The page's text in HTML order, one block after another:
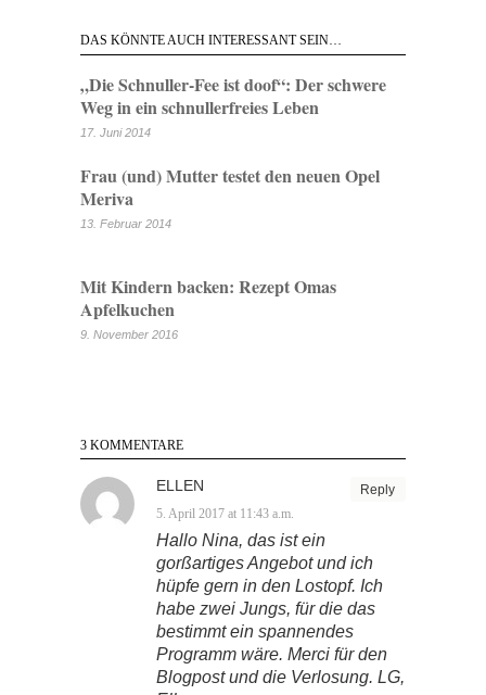
DAS KÖNNTE AUCH INTERESSANT SEIN…
„Die Schnuller-Fee ist doof“: Der schwere
Weg in ein schnullerfreies Leben
17. Juni 2014
Frau (und) Mutter testet den neuen Opel
Meriva
13. Februar 2014
Mit Kindern backen: Rezept Omas
Apfelkuchen
9. November 2016
3 KOMMENTARE
Reply
ELLEN
5. April 2017 at 11:43 a.m.
Hallo Nina, das ist ein
gorßartiges Angebot und ich
hüpfe gern in den Lostopf. Ich
habe zwei Jungs, für die das
bestimmt ein spannendes
Programm wäre. Merci für den
Blogpost und die Verlosung. LG,